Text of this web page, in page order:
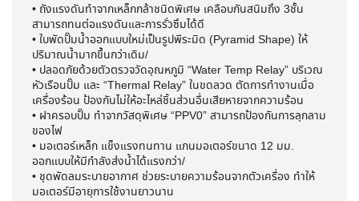
• ถังแรงดันทำจากเหล็กกล้าชนิดพิเศษ เคลือบกันสนิมถึง 3ชั้น
สามารถทนต่อแรงดันและการรั่วซึมได้ดี
• ใบพัดปั๊มน้ำออกแบบใหม่เป็นรูปพีระมิด (Pyramid Shape) ให้
ปริมาณน้ำมากขึ้นกว่าเดิม/
• ปลอดภัยด้วยตัวตรวจวัดอุณหภูมิ “Water Temp Relay” บริเวณ
หัวเรือนปั๊ม และ “Thermal Relay” ในขดลวด ตัดการทำงานเมื่อ
เครื่องร้อน ป้องกันไม่ให้อะไหล่ชิ้นส่วนอื่นเสียหายจากความร้อน
• ฝาครอบปั๊ม ทำจากวัสดุพิเศษ “PPV0” สามารถป้องกันการลุกลาม
ของไฟ
• มอเตอร์เหล็ก แข็งแรงทนทาน แกนมอเตอร์ขนาด 12 มม.
ออกแบบให้มีกำลังส่งน้ำได้แรงกว่า/
• ชุดพัดลมระบายอากาศ ช่วยระบายความร้อนจากตัวเครื่อง ทำให้
มอเตอร์มีอายุการใช้งานยาวนาน